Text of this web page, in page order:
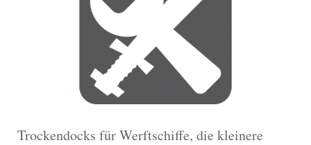
Trockendocks für Werftschiffe, die kleinere